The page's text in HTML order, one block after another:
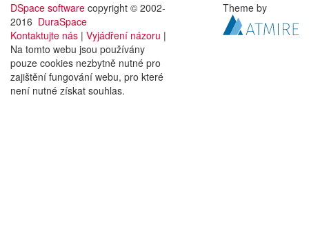
DSpace software copyright © 2002-
2016 DuraSpace
Kontaktujte nás | Vyjádření názoru |
Na tomto webu jsou používány
pouze cookies nezbytně nutné pro
zajištění fungování webu, pro které
není nutné získat souhlas.
Theme by